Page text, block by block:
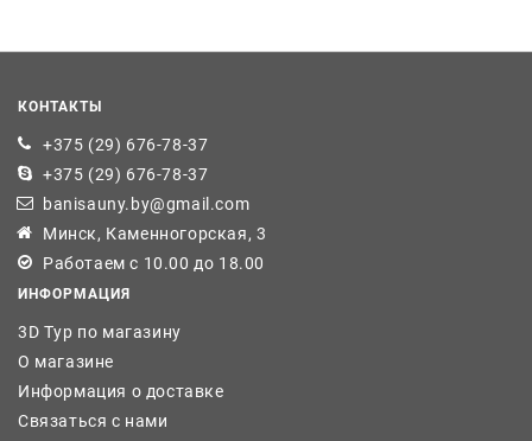
КОНТАКТЫ
+375 (29) 676-78-37
+375 (29) 676-78-37
banisauny.by@gmail.com
Минск, Каменногорская, 3
Работаем с 10.00 до 18.00
ИНФОРМАЦИЯ
3D Тур по магазину
О магазине
Информация о доставке
Связаться с нами